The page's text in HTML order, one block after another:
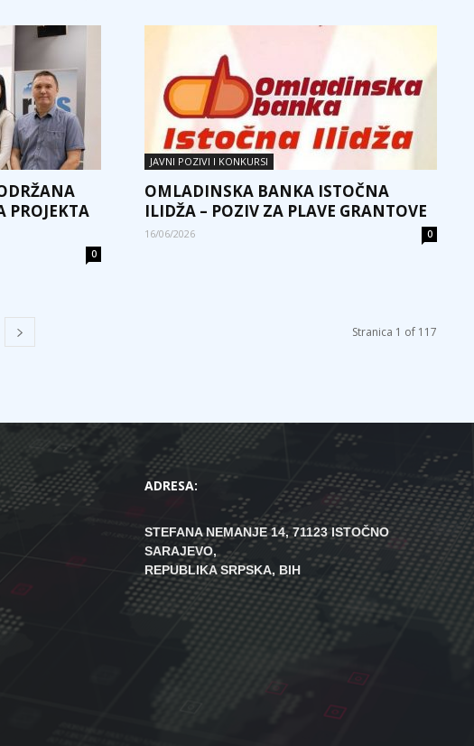
PROJEKTA
0
JAVNI POZIVI I KONKURSI
OMLADINSKA BANKA ISTOČNA
ILIDŽA – POZIV ZA PLAVE GRANTOVE
16/06/2026 0
Stranica 1 of 117
ADRESA:
STEFANA NEMANJE 14, 71123 ISTOČNO
SARAJEVO,
REPUBLIKA SRPSKA, BIH